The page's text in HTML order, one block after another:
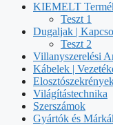
KIEMELT
Teszt 1
Dugaljak |
Teszt 2
Villanyszerelési
Kábelek |
Világítástechnika
Szerszámok
Gyártók és